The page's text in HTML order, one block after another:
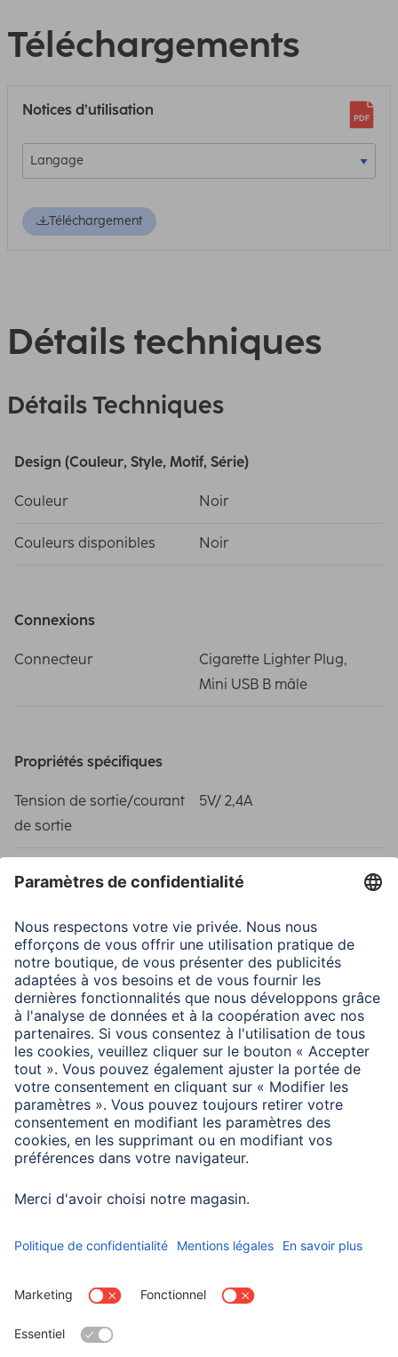
Téléchargements
Notices d’utilisation
Téléchargement
Détails techniques
Détails Techniques
Design (Couleur, Style, Motif, Série)
Couleur Noir
Couleurs disponibles Noir
Connexions
Connecteur
Cigarette Lighter Plug,
Mini USB B mâle
Propriétés spécifiques
Tension de sortie/courant
de sortie
5V/ 2,4A
Fonctions
supplémentaires
Overcharge protection
Type Chargeur allume-cigare
Dimensions
Longueur du câble 1 m